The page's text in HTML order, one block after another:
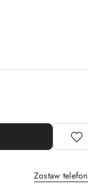
Zostaw telefon